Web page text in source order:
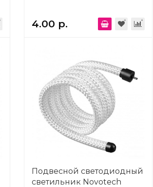
4.00 р.
Подвесной светодиодный
светильник Novotech